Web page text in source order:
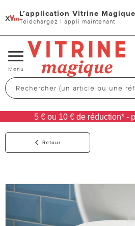
x L’application Vitrine Magique
Téléchargez l’appli maintenant
Changer
de
navigation
Menu
5 € ou 10 € de réduction* -
Retour